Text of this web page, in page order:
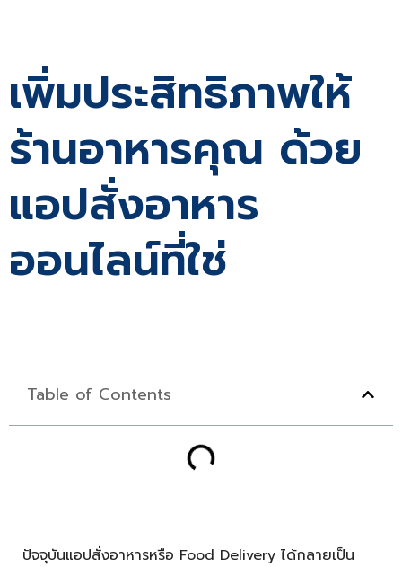
เพิ่มประสิทธิภาพให้
ร้านอาหารคุณ ด้วย
แอปสั่งอาหาร
ออนไลน์ที่ใช่
Table of Contents
ปัจจุบันแอปสั่งอาหารหรือ Food Delivery ได้กลายเป็น